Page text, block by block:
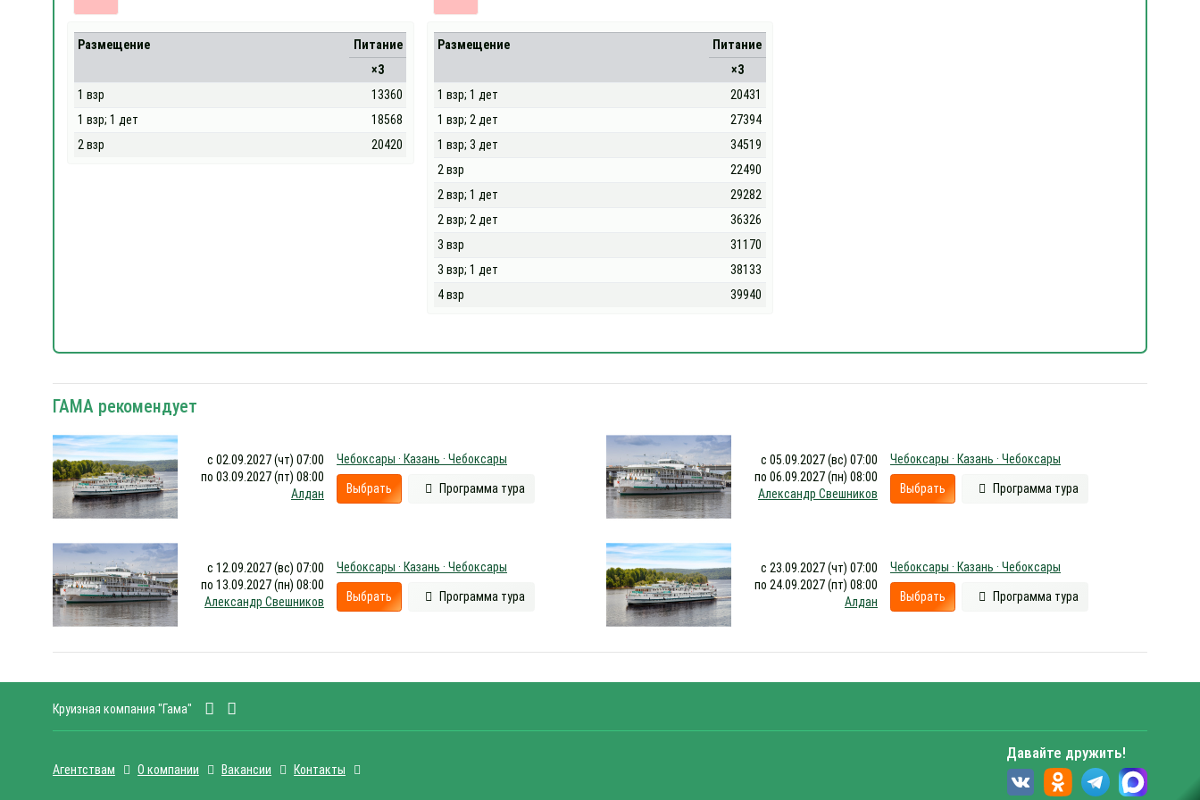
Размещение
Питание
×3
1 взр
13360
1 взр; 1 дет
18568
2 взр
20420
Размещение
Питание
×3
1 взр; 1 дет
20431
1 взр; 2 дет
27394
1 взр; 3 дет
34519
2 взр
22490
2 взр; 1 дет
29282
2 взр; 2 дет
36326
3 взр
31170
3 взр; 1 дет
38133
4 взр
39940
ГАМА рекомендует
с 02.09.2027 (чт) 07:00
по 03.09.2027 (пт) 08:00
Алдан
Чебоксары · Казань · Чебоксары
Выбрать Программа тура
с 05.09.2027 (вс) 07:00
по 06.09.2027 (пн) 08:00
Александр Свешников
Чебоксары · Казань · Чебоксары
Выбрать Программа тура
с 12.09.2027 (вс) 07:00
по 13.09.2027 (пн) 08:00
Александр Свешников
Чебоксары · Казань · Чебоксары
Выбрать Программа тура
с 23.09.2027 (чт) 07:00
по 24.09.2027 (пт) 08:00
Алдан
Чебоксары · Казань · Чебоксары
Выбрать Программа тура
Круизная компания "Гама"
Агентствам О компании Вакансии Контакты
Давайте дружить!